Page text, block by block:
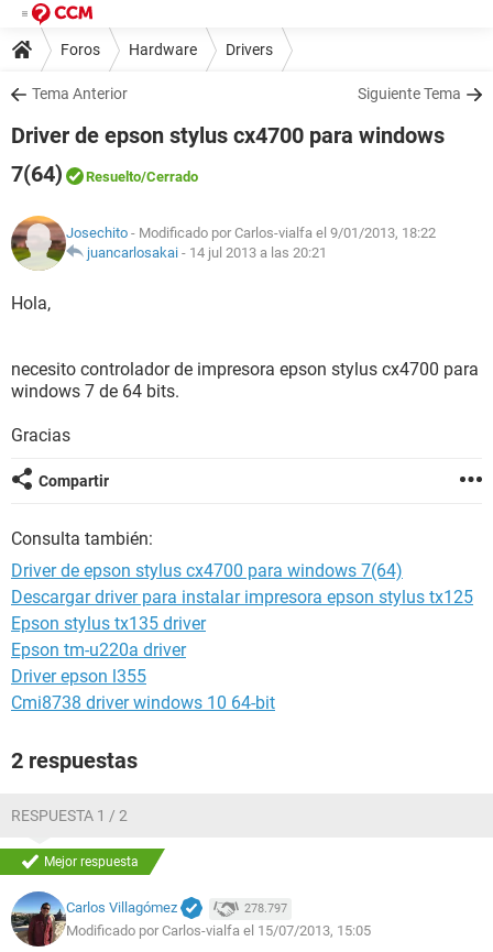
Foros Hardware Drivers
Tema Anterior Siguiente Tema
Driver de epson stylus cx4700 para windows
7(64)
Resuelto/Cerrado
Josechito - Modificado por Carlos-vialfa el 9/01/2013, 18:22
juancarlosakai - 14 jul 2013 a las 20:21
Hola,
necesito controlador de impresora epson stylus cx4700 para
windows 7 de 64 bits.
Gracias
Compartir
Consulta también:
Driver de epson stylus cx4700 para windows 7(64)
Descargar driver para instalar impresora epson stylus tx125
Epson stylus tx135 driver
Epson tm-u220a driver
Driver epson l355
Cmi8738 driver windows 10 64-bit
2 respuestas
RESPUESTA 1 / 2
Mejor respuesta
Carlos Villagómez 278.797
Modificado por Carlos-vialfa el 15/07/2013, 15:05